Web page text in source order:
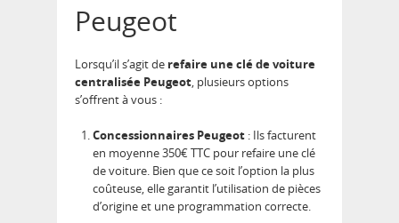
Peugeot
Lorsqu’il s’agit de refaire une clé de voiture
centralisée Peugeot, plusieurs options
s’offrent à vous :
Concessionnaires Peugeot : Ils facturent
en moyenne 350€ TTC pour refaire une clé
de voiture. Bien que ce soit l’option la plus
coûteuse, elle garantit l’utilisation de pièces
d’origine et une programmation correcte.